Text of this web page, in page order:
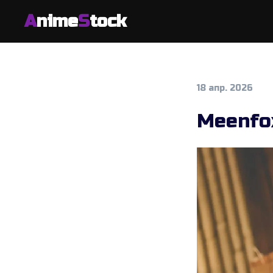
AnimeStock
18 апр. 2026